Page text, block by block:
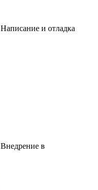
Написание и отладка
Внедрение в